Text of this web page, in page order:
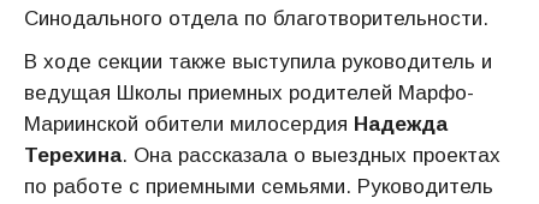
Синодального отдела по благотворительности.
В ходе секции также выступила руководитель и
ведущая Школы приемных родителей Марфо-
Мариинской обители милосердия Надежда
Терехина. Она рассказала о выездных проектах
по работе с приемными семьями. Руководитель